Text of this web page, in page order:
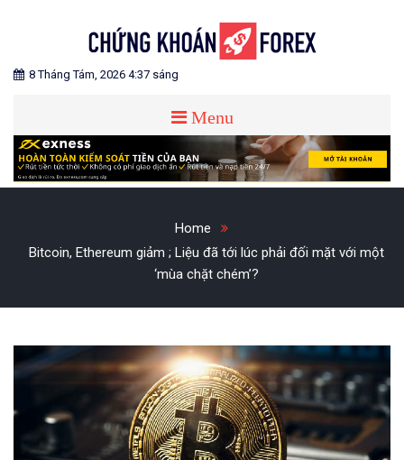
CHỨNG KHOÁN FOREX
Blog chia sẻ về Chứng Khoán và Forex
8 Tháng Tám, 2026 4:37 sáng
Menu
Home
Bitcoin, Ethereum giảm ; Liệu đã tới lúc phải đối mặt với một
‘mùa chặt chém’?